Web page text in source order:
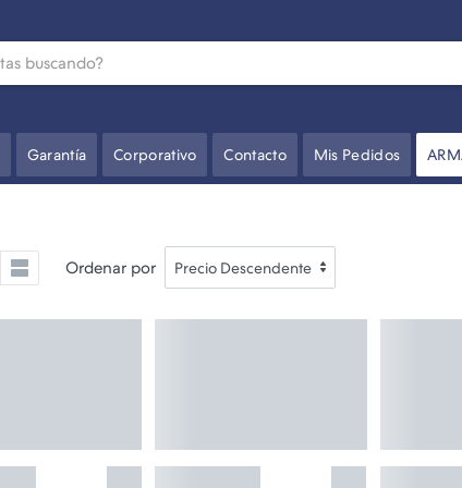
Garantía Corporativo Contacto Mis Pedidos
Ordenar por